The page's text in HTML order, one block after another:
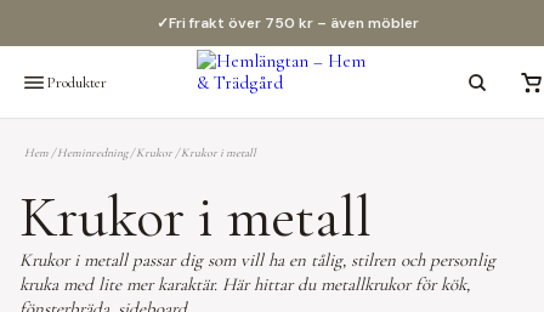
✓Fri frakt över 750 kr – även möbler
Produkter
Hem /Heminredning/Krukor /Krukor i metall
Krukor i metall
Krukor i metall passar dig som vill ha en tålig, stilren och personlig
kruka med lite mer karaktär. Här hittar du metallkrukor för kök,